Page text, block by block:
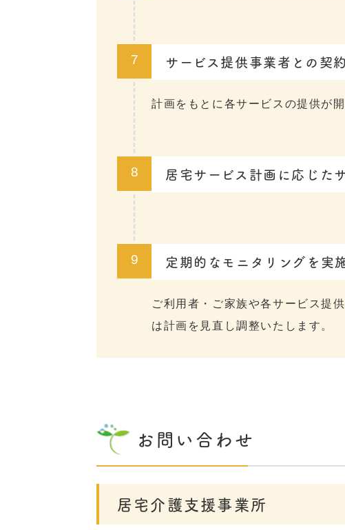
7 サービス提供事業者との契約
計画をもとに各サービスの提供が開
8 居宅サービス計画に応じた
9 定期的なモニタリングを実
ご利用者・ご家族や各サービス提
は計画を見直し調整いたします。
お問い合わせ
居宅介護支援事業所